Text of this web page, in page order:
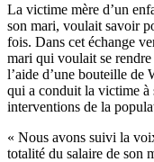
La victime mère d’un
son mari, voulait savoir
fois. Dans cet échange
mari qui voulait se
l’aide d’une bouteille de
qui a conduit la victime à
interventions de la
« Nous avons suivi la
totalité du salaire de son